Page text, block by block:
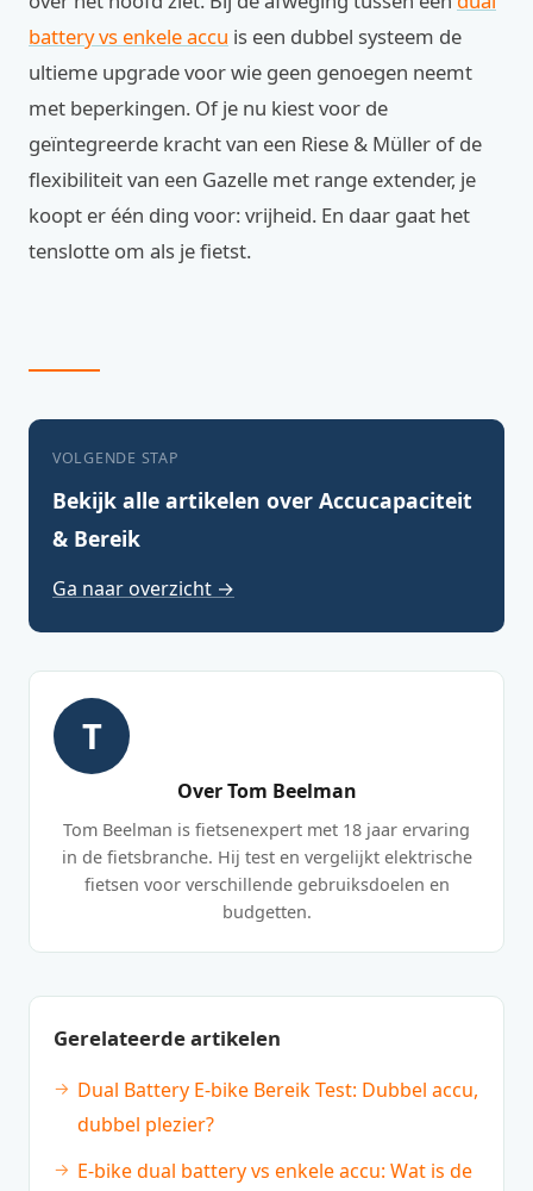
battery vs enkele accu is een dubbel systeem de
ultieme upgrade voor wie geen genoegen neemt
met beperkingen. Of je nu kiest voor de
geïntegreerde kracht van een Riese & Müller of de
flexibiliteit van een Gazelle met range extender, je
koopt er één ding voor: vrijheid. En daar gaat het
tenslotte om als je fietst.
VOLGENDE STAP
Bekijk alle artikelen over Accucapaciteit
& Bereik
Ga naar overzicht →
T
Over Tom Beelman
Tom Beelman is fietsenexpert met 18 jaar ervaring
in de fietsbranche. Hij test en vergelijkt elektrische
fietsen voor verschillende gebruiksdoelen en
budgetten.
Gerelateerde artikelen
Dual Battery E-bike Bereik Test: Dubbel accu,
dubbel plezier?
E-bike dual battery vs enkele accu: Wat is de